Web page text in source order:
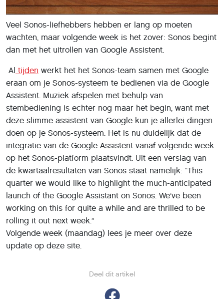
Deel dit artikel
Veel Sonos-liefhebbers hebben er lang op moeten
wachten, maar volgende week is het zover: Sonos begint
dan met het uitrollen van Google Assistent.
Al tijden werkt het het Sonos-team samen met Google
eraan om je Sonos-systeem te bedienen via de Google
Assistent. Muziek afspelen met behulp van
stembediening is echter nog maar het begin, want met
deze slimme assistent van Google kun je allerlei dingen
doen op je Sonos-systeem. Het is nu duidelijk dat de
integratie van de Google Assistent vanaf volgende week
op het Sonos-platform plaatsvindt. Uit een verslag van
de kwartaalresultaten van Sonos staat namelijk: “This
quarter we would like to highlight the much-anticipated
launch of the Google Assistant on Sonos. We’ve been
working on this for quite a while and are thrilled to be
rolling it out next week.”
Volgende week (maandag) lees je meer over deze
update op deze site.